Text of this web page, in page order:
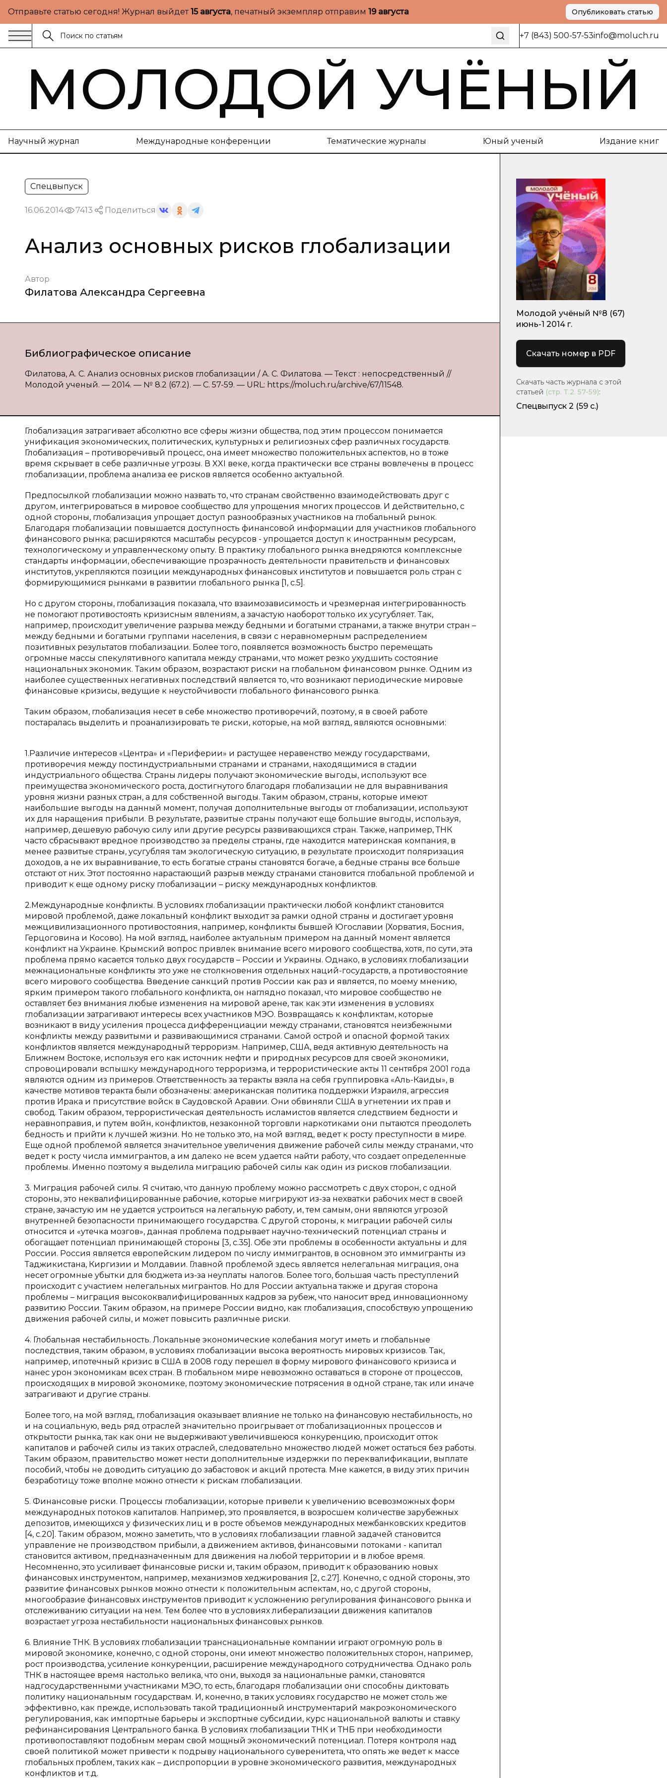
Отправьте статью сегодня! Журнал выйдет15 августа, печатный экземпляр отправим 19 августа Опубликовать статью
+7 (843) 500-57-53info@moluch.ru
МОЛОДОЙ УЧЁНЫЙ
Научный журнал Международные конференции Тематические журналы Юный ученый Издание книг
Спецвыпуск
16.06.2014 7413 Поделиться
Анализ основных рисков глобализации
Автор
Филатова Александра Сергеевна
Библиографическое описание
Филатова, А. С. Анализ основных рисков глобализации / А. С. Филатова. — Текст : непосредственный //
Молодой ученый. — 2014. — № 8.2 (67.2). — С. 57-59. — URL: https://moluch.ru/archive/67/11548.
Глобализация затрагивает абсолютно все сферы жизни общества, под этим процессом понимается
унификация экономических, политических, культурных и религиозных сфер различных государств.
Глобализация – противоречивый процесс, она имеет множество положительных аспектов, но в тоже
время скрывает в себе различные угрозы. В XXI веке, когда практически все страны вовлечены в процесс
глобализации, проблема анализа ее рисков является особенно актуальной.
Предпосылкой глобализации можно назвать то, что странам свойственно взаимодействовать друг с
другом, интегрироваться в мировое сообщество для упрощения многих процессов. И действительно, с
одной стороны, глобализация упрощает доступ разнообразных участников на глобальный рынок.
Благодаря глобализации повышается доступность финансовой информации для участников глобального
финансового рынка; расширяются масштабы ресурсов - упрощается доступ к иностранным ресурсам,
технологическому и управленческому опыту. В практику глобального рынка внедряются комплексные
стандарты информации, обеспечивающие прозрачность деятельности правительств и финансовых
институтов, укрепляются позиции международных финансовых институтов и повышается роль стран с
формирующимися рынками в развитии глобального рынка [1, c.5].
Но с другом стороны, глобализация показала, что взаимозависимость и чрезмерная интегрированность
не помогают противостоять кризисным явлениям, а зачастую наоборот только их усугубляет. Так,
например, происходит увеличение разрыва между бедными и богатыми странами, а также внутри стран –
между бедными и богатыми группами населения, в связи с неравномерным распределением
позитивных результатов глобализации. Более того, появляется возможность быстро перемещать
огромные массы спекулятивного капитала между странами, что может резко ухудшить состояние
национальных экономик. Таким образом, возрастают риски на глобальном финансовом рынке. Одним из
наиболее существенных негативных последствий является то, что возникают периодические мировые
финансовые кризисы, ведущие к неустойчивости глобального финансового рынка.
Таким образом, глобализация несет в себе множество противоречий, поэтому, я в своей работе
постаралась выделить и проанализировать те риски, которые, на мой взгляд, являются основными:
1.Различие интересов «Центра» и «Периферии» и растущее неравенство между государствами,
противоречия между постиндустриальными странами и странами, находящимися в стадии
индустриального общества. Страны лидеры получают экономические выгоды, используют все
преимущества экономического роста, достигнутого благодаря глобализации не для выравнивания
уровня жизни разных стран, а для собственной выгоды. Таким образом, страны, которые имеют
наибольшие выгоды на данный момент, получая дополнительные выгоды от глобализации, используют
их для наращения прибыли. В результате, развитые страны получают еще большие выгоды, используя,
например, дешевую рабочую силу или другие ресурсы развивающихся стран. Также, например, ТНК
часто сбрасывают вредное производство за пределы страны, где находится материнская компания, в
менее развитые страны, усугубляя там экологическую ситуацию, в результате происходит поляризация
доходов, а не их выравнивание, то есть богатые страны становятся богаче, а бедные страны все больше
отстают от них. Этот постоянно нарастающий разрыв между странами становится глобальной проблемой и
приводит к еще одному риску глобализации – риску международных конфликтов.
2.Международные конфликты. В условиях глобализации практически любой конфликт становится
мировой проблемой, даже локальный конфликт выходит за рамки одной страны и достигает уровня
межцивилизационного противостояния, например, конфликты бывшей Югославии (Хорватия, Босния,
Герцоговина и Косово). На мой взгляд, наиболее актуальным примером на данный момент является
конфликт на Украине. Крымский вопрос привлек внимание всего мирового сообщества, хотя, по сути, эта
проблема прямо касается только двух государств – России и Украины. Однако, в условиях глобализации
межнациональные конфликты это уже не столкновения отдельных наций-государств, а противостояние
всего мирового сообщества. Введение санкций против России как раз и является, по моему мнению,
ярким примером такого глобального конфликта, он наглядно показал, что мировое сообщество не
оставляет без внимания любые изменения на мировой арене, так как эти изменения в условиях
глобализации затрагивают интересы всех участников МЭО. Возвращаясь к конфликтам, которые
возникают в виду усиления процесса дифференциации между странами, становятся неизбежными
конфликты между развитыми и развивающимися странами. Самой острой и опасной формой таких
конфликтов является международный терроризм. Например, США, ведя активную деятельность на
Ближнем Востоке, используя его как источник нефти и природных ресурсов для своей экономики,
спровоцировали вспышку международного терроризма, и террористические акты 11 сентября 2001 года
являются одним из примеров. Ответственность за теракты взяла на себя группировка «Аль-Каиды», в
качестве мотивов теракта были обозначены: американская политика поддержки Израиля, агрессия
против Ирака и присутствие войск в Саудовской Аравии. Они обвиняли США в угнетении их прав и
свобод. Таким образом, террористическая деятельность исламистов является следствием бедности и
неравноправия, и путем войн, конфликтов, незаконной торговли наркотиками они пытаются преодолеть
бедность и прийти к лучшей жизни. Но не только это, на мой взгляд, ведет к росту преступности в мире.
Еще одной проблемой является значительное увеличения движение рабочей силы между странами, что
ведет к росту числа иммигрантов, а им далеко не всем удается найти работу, что создает определенные
проблемы. Именно поэтому я выделила миграцию рабочей силы как один из рисков глобализации.
3. Миграция рабочей силы. Я считаю, что данную проблему можно рассмотреть с двух сторон, с одной
стороны, это неквалифицированные рабочие, которые мигрируют из-за нехватки рабочих мест в своей
стране, зачастую им не удается устроиться на легальную работу, и, тем самым, они являются угрозой
внутренней безопасности принимающего государства. С другой стороны, к миграции рабочей силы
относится и «утечка мозгов», данная проблема подрывает научно-технический потенциал страны и
обогащает потенциал принимающей стороны [3, c.35]. Обе эти проблемы в особенности актуальны и для
России. Россия является европейским лидером по числу иммигрантов, в основном это иммигранты из
Таджикистана, Киргизии и Молдавии. Главной проблемой здесь является нелегальная миграция, она
несет огромные убытки для бюджета из-за неуплаты налогов. Более того, большая часть преступлений
происходит с участием нелегальных мигрантов. Но для России актуальна также и другая сторона
проблемы – миграция высококвалифицированных кадров за рубеж, что наносит вред инновационному
развитию России. Таким образом, на примере России видно, как глобализация, способствую упрощению
движения рабочей силы, и может повысить различные риски.
4. Глобальная нестабильность. Локальные экономические колебания могут иметь и глобальные
последствия, таким образом, в условиях глобализации высока вероятность мировых кризисов. Так,
например, ипотечный кризис в США в 2008 году перешел в форму мирового финансового кризиса и
нанес урон экономикам всех стран. В глобальном мире невозможно оставаться в стороне от процессов,
происходящих в мировой экономике, поэтому экономические потрясения в одной стране, так или иначе
затрагивают и другие страны.
Более того, на мой взгляд, глобализация оказывает влияние не только на финансовую нестабильность, но
и на социальную, ведь ряд отраслей значительно проигрывает от глобализационных процессов и
открытости рынка, так как они не выдерживают увеличившеюся конкуренцию, происходит отток
капиталов и рабочей силы из таких отраслей, следовательно множество людей может остаться без работы.
Таким образом, правительство может нести дополнительные издержки по переквалификации, выплате
пособий, чтобы не доводить ситуацию до забастовок и акций протеста. Мне кажется, в виду этих причин
безработицу тоже вполне можно отнести к рискам глобализации.
5. Финансовые риски. Процессы глобализации, которые привели к увеличению всевозможных форм
международных потоков капиталов. Например, это проявляется, в возросшем количестве зарубежных
депозитов, имеющихся у физических лиц и в росте объемов международных межбанковских кредитов
[4, c.20]. Таким образом, можно заметить, что в условиях глобализации главной задачей становится
управление не производством прибыли, а движением активов, финансовыми потоками - капитал
становится активом, предназначенным для движения на любой территории и в любое время.
Несомненно, это усиливает финансовые риски и, таким образом, приводит к образованию новых
финансовых инструментом, например, механизмов хеджирования [2, c.27]. Конечно, с одной стороны, это
развитие финансовых рынков можно отнести к положительным аспектам, но, с другой стороны,
многообразие финансовых инструментов приводит к усложнению регулирования финансового рынка и
отслеживанию ситуации на нем. Тем более что в условиях либерализации движения капиталов
возрастает угроза нестабильности национальных финансовых рынков.
6. Влияние ТНК. В условиях глобализации транснациональные компании играют огромную роль в
мировой экономике, конечно, с одной стороны, они имеют множество положительных сторон, например,
рост производства, усиление конкуренции, расширение международного сотрудничества. Однако роль
ТНК в настоящее время настолько велика, что они, выходя за национальные рамки, становятся
надгосударственными участниками МЭО, то есть, благодаря глобализации они способны диктовать
политику национальным государствам. И, конечно, в таких условиях государство не может столь же
эффективно, как прежде, использовать такой традиционный инструментарий макроэкономического
регулирования, как импортные барьеры и экспортные субсидии, курс национальной валюты и ставку
рефинансирования Центрального банка. В условиях глобализации ТНК и ТНБ при необходимости
противопоставляют подобным мерам свой мощный экономический потенциал. Потеря контроля над
своей политикой может привести к подрыву национального суверенитета, что опять же ведет к массе
глобальных проблем, таких как – диспропорции в уровне экономического развития, международных
конфликтов и т.д.
Молодой учёный №8 (67)
июнь-1 2014 г.
Скачать номер в PDF
Скачать часть журнала с этой
статьей (стр. Т.2. 57-59):
Спецвыпуск 2 (59 с.)